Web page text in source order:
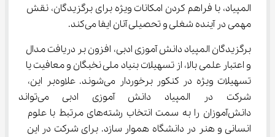
المپیاد، با فراهم کردن امکانات ویژه‌ برای برگزیدگان، نقش
مهمی در آینده شغلی و تحصیلی آنان ایفا می‌کند.
برگزیدگان المپیاد دانش آموزی ادبی، افزون بر دریافت مدال
و اعتبار علمی بالا، از تسهیلات بنیاد ملی نخبگان و معافیت یا
تسهیلات ویژه در کنکور برخوردار می‌شوند. علاوه‌بر این،
شرکت در المپیاد دانش آموزی
دانش‌آموزان را به سمت انتخاب رشته‌های مرتبط با علوم
انسانی و هنر در دانشگاه هموار سازد. برای شرکت در این